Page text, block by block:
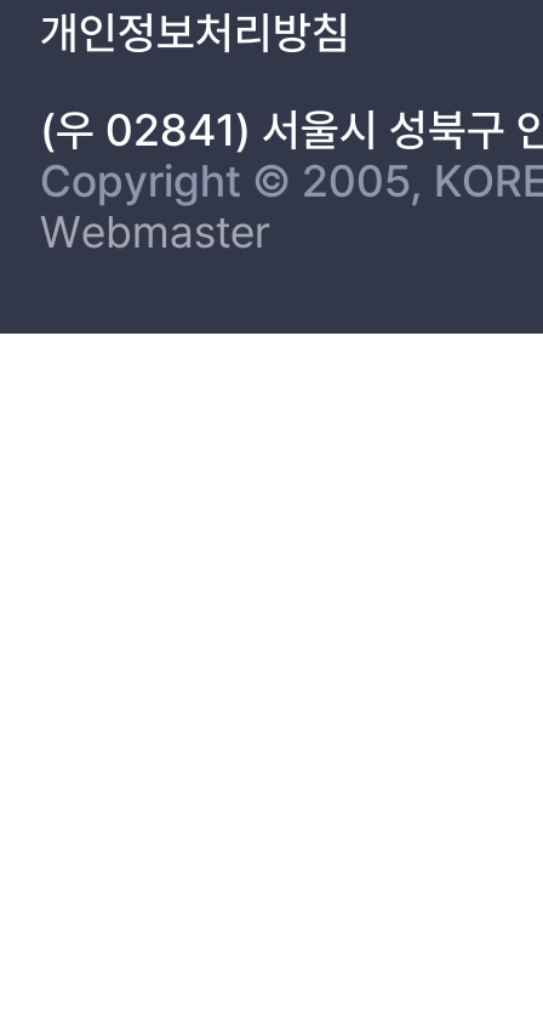
개인정보처리방침
(우 02841) 서울시 성북구
Copyright © 2005,
Webmaster